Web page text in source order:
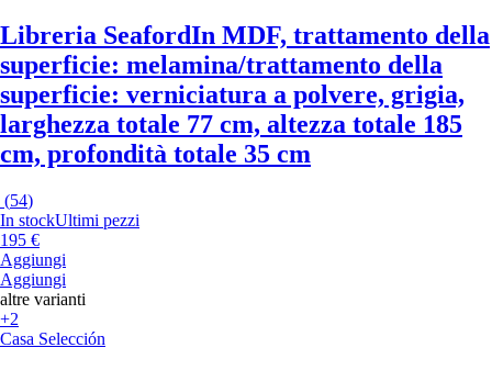
Libreria SeafordIn MDF, trattamento della
superficie: melamina/trattamento della
superficie: verniciatura a polvere, grigia,
larghezza totale 77 cm, altezza totale 185
cm, profondità totale 35 cm
(54)
In stockUltimi pezzi
195 €
Aggiungi
Aggiungi
altre varianti
+2
Casa Selección